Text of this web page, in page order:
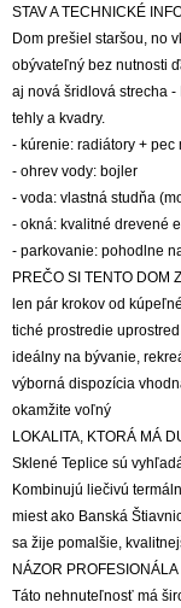
STAV A TECHNICKÉ
Dom prešiel staršou, no
obývateľný bez nutnosti
aj nová šridlová strecha
tehly a kvadry.
- kúrenie: radiátory + pec
- ohrev vody: bojler
- voda: vlastná studňa
- okná: kvalitné drevené
- parkovanie: pohodlne
PREČO SI TENTO DOM
len pár krokov od
tiché prostredie
ideálny na bývanie,
výborná dispozícia
okamžite voľný
LOKALITA, KTORÁ MÁ
Sklené Teplice sú
Kombinujú liečivú
miest ako Banská
sa žije pomalšie,
NÁZOR PROFESIONÁLA
Táto nehnuteľnosť má